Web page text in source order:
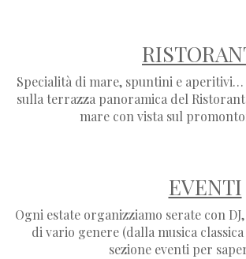
Specialità di mare, spuntini e
sulla terrazza panoramica del
mare con vista sul
EVENTI
Ogni estate organizziamo serate con
di vario genere (dalla musica
sezione eventi per